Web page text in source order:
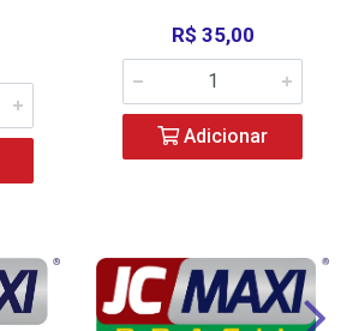
R$ 35,00
Adicionar